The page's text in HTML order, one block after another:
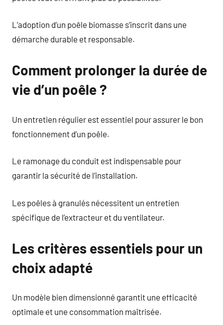
L’adoption d’un poêle biomasse s’inscrit dans une
démarche durable et responsable.
Comment prolonger la durée de
vie d’un poêle ?
Un entretien régulier est essentiel pour assurer le bon
fonctionnement d’un poêle.
Le ramonage du conduit est indispensable pour
garantir la sécurité de l’installation.
Les poêles à granulés nécessitent un entretien
spécifique de l’extracteur et du ventilateur.
Les critères essentiels pour un
choix adapté
Un modèle bien dimensionné garantit une efficacité
optimale et une consommation maîtrisée.